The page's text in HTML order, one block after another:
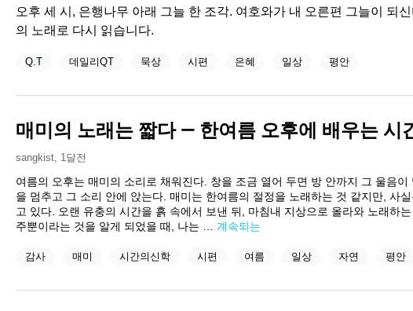
오후 세 시, 은행나무 아래 그늘 한 조각. 여호와가 내 오른편 그늘이 되
의 노래로 다시 읽습니다.
Q.T 데일리QT 묵상 시편 은혜 일상 평안
매미의 노래는 짧다 — 한여름 오후에 배우는 시
sangkist, 1달전
여름의 오후는 매미의 소리로 채워진다. 창을 조금 열어 두면 방 안까지 그 울음
을 멈추고 그 소리 안에 앉는다. 매미는 한여름의 절정을 노래하는 것 같지만, 사
고 있다. 오랜 유충의 시간을 흙 속에서 보낸 뒤, 마침내 지상으로 올라와 노래하
주뿐이라는 것을 알게 되었을 때, 나는 … 계속되는
감사 매미 시간의신학 시편 여름 일상 자연 평안